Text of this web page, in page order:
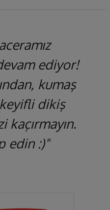
ediyor!
kumaş
dikiş
kaçırmayın.
edin :)"